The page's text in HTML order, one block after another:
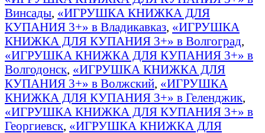
Винсады, «ИГРУШКА КНИЖКА ДЛЯ
КУПАНИЯ 3+» в Владикавказ, «ИГРУШКА
КНИЖКА ДЛЯ КУПАНИЯ 3+» в Волгоград,
«ИГРУШКА КНИЖКА ДЛЯ КУПАНИЯ 3+» в
Волгодонск, «ИГРУШКА КНИЖКА ДЛЯ
КУПАНИЯ 3+» в Волжский, «ИГРУШКА
КНИЖКА ДЛЯ КУПАНИЯ 3+» в Геленджик,
«ИГРУШКА КНИЖКА ДЛЯ КУПАНИЯ 3+» в
Георгиевск, «ИГРУШКА КНИЖКА ДЛЯ